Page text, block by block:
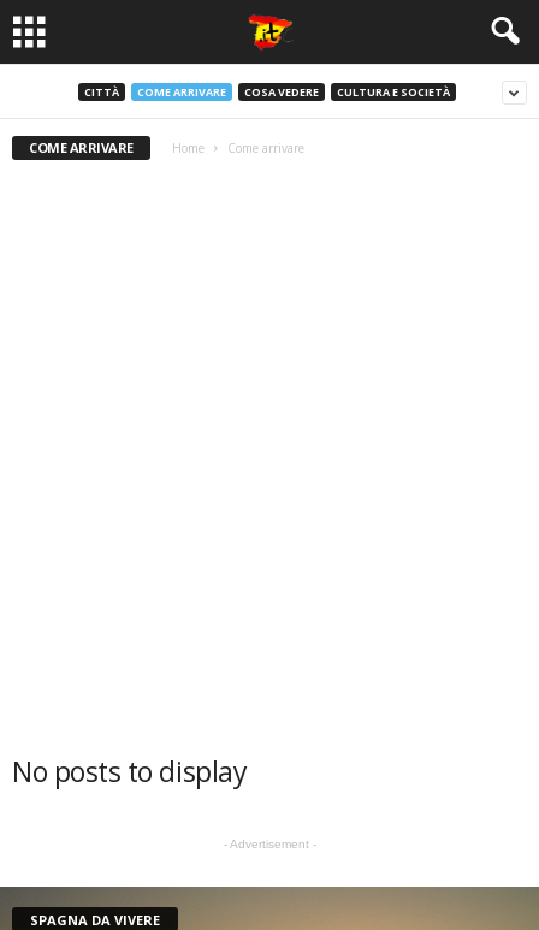
CITTÀ COME ARRIVARE COSA VEDERE CULTURA E SOCIETÀ
COME ARRIVARE Home Come arrivare
No posts to display
- Advertisement -
SPAGNA DA VIVERE